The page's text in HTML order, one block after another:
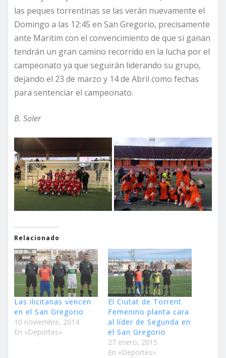
las peques torrentinas se las verán nuevamente el
Domingo a las 12:45 en San Gregorio, precisamente
ante Maritim con el convencimiento de que si ganan
tendrán un gran camino recorrido en la lucha por el
campeonato ya que seguirán liderando su grupo,
dejando el 23 de marzo y 14 de Abril como fechas
para sentenciar el campeonato.
B. Soler
Relacionado
Las ilicitanas vencen
en el San Gregorio
10 noviembre, 2014
En «Deportes»
El Ciutat de Torrent
Femenino planta cara
al líder de Segunda en
el San Gregorio
27 enero, 2015
En «Deportes»